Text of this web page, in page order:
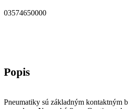
03574650000
Pneumatiky sú základným kontaktným